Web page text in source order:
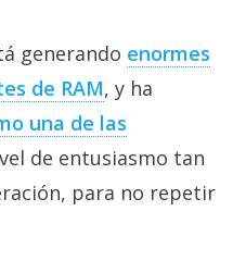
generando enormes
de RAM‎, y ha
una de las
de entusiasmo tan
para no repetir